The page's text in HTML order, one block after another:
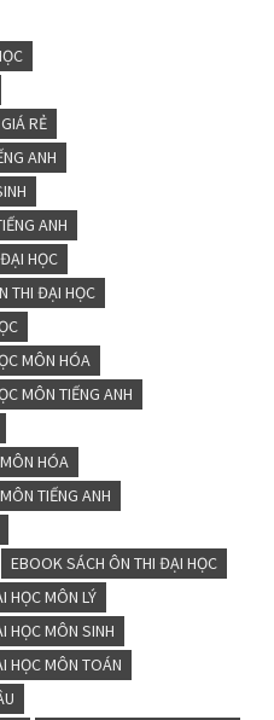
RẺ
ANH
ANH
HỌC
THI ĐẠI HỌC
MÔN HÓA
MÔN TIẾNG ANH
HÓA
TIẾNG ANH
EBOOK SÁCH ÔN THI ĐẠI HỌC
HỌC MÔN LÝ
HỌC MÔN SINH
HỌC MÔN TOÁN